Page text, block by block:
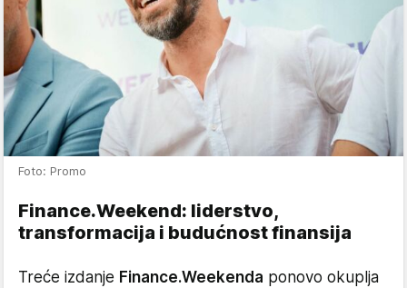
Foto: Promo
Finance.Weekend: liderstvo,
transformacija i budućnost finansija
Treće izdanje Finance.Weekenda ponovo okuplja